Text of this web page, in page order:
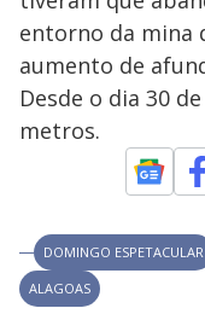
M
d
o
entorno da mina
aumento de
Desde o dia 30
metros.
DOMINGO ESPETACULAR
ALAGOAS